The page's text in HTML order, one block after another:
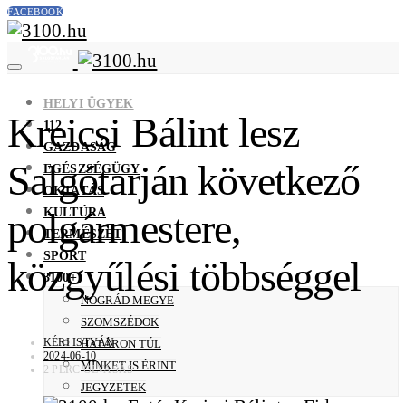
FACEBOOK
HELYI ÜGYEK
112
GAZDASÁG
EGÉSZSÉGÜGY
OKTATÁS
KULTÚRA
TERMÉSZET
SPORT
3100+
NÓGRÁD MEGYE
SZOMSZÉDOK
HATÁRON TÚL
MINKET IS ÉRINT
JEGYZETEK
Kreicsi Bálint lesz
Salgótarján következő
polgármestere,
közgyűlési többséggel
KÉRI ISTVÁN
2024-06-10
2 PERC OLVASÁS